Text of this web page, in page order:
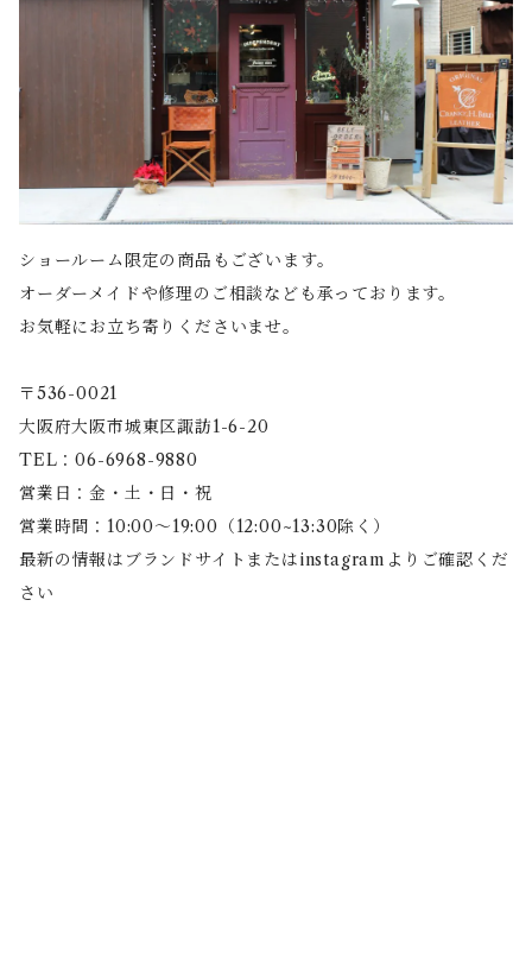
ショールーム限定の商品もございます。
オーダーメイドや修理のご相談なども承っております。
お気軽にお立ち寄りくださいませ。
〒536-0021
大阪府大阪市城東区諏訪1-6-20
TEL：06-6968-9880
営業日：金・土・日・祝
営業時間：10:00〜19:00（12:00~13:30除く）
最新の情報はブランドサイトまたはinstagramよりご確認くだ
さい